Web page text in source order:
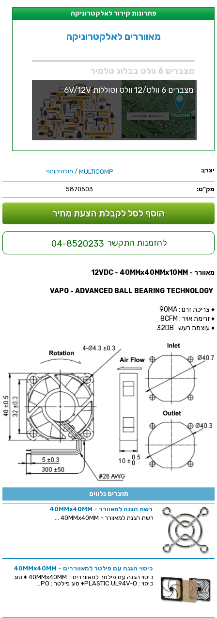
פתרונות קירור לאלקטרוניקה
מאווררים לאלקטרוניקה
מצברים 6 וולט בבלוג טלמיר
מצברים 6 וולט/12 וולט וסוללות 6V/12V
יצרן: MULTICOMP / מולטיקומפ
מק"ט: 5870503
הוסף לסל לקבלת הצעת מחיר
להזמנות התקשר 04-8520233
מאוורר - 12VDC - 40MMx40MMx10MM
♦ צריכת זרם : 90MA
♦ זרימת אויר : 8CFM
♦ עוצמת רעש : 32DB
מוצרים נלווים
רשת הגנה למאוורר - 40MMx40MM
רשת הגנה למאוורר - 40MMx40MM ...
כיסוי הגנה עם פילטר למאווררים - 40MMx40MM
כיסוי הגנה עם פילטר למאווררים - 40MMx40MM ♦ סוג
כיסוי : PLASTIC UL94V-O♦ סוג פילטר : PO...